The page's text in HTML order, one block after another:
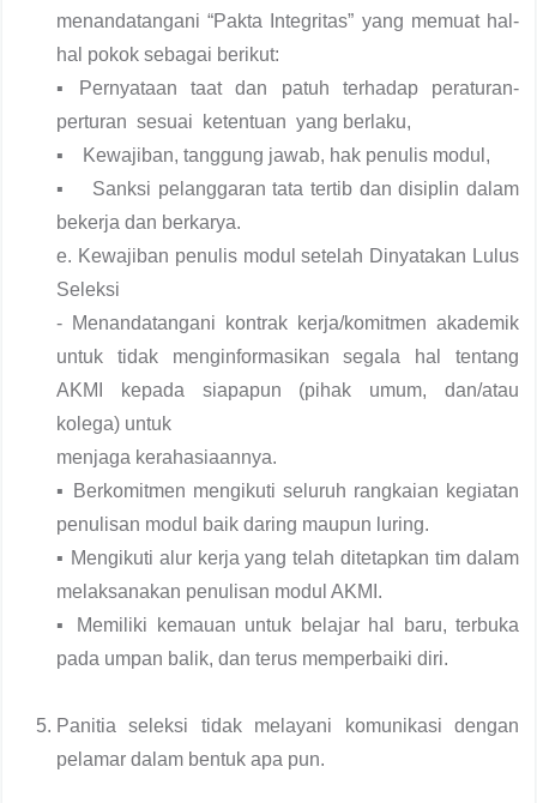
menandatangani “Pakta Integritas” yang memuat hal-
hal pokok sebagai berikut:
▪ Pernyataan taat dan patuh terhadap peraturan-
perturan sesuai ketentuan yang berlaku,
▪ Kewajiban, tanggung jawab, hak penulis modul,
▪ Sanksi pelanggaran tata tertib dan disiplin dalam
bekerja dan berkarya.
e. Kewajiban penulis modul setelah Dinyatakan Lulus
Seleksi
- Menandatangani kontrak kerja/komitmen akademik
untuk tidak menginformasikan segala hal tentang
AKMI kepada siapapun (pihak umum, dan/atau
kolega) untuk
menjaga kerahasiaannya.
▪ Berkomitmen mengikuti seluruh rangkaian kegiatan
penulisan modul baik daring maupun luring.
▪ Mengikuti alur kerja yang telah ditetapkan tim dalam
melaksanakan penulisan modul AKMI.
▪ Memiliki kemauan untuk belajar hal baru, terbuka
pada umpan balik, dan terus memperbaiki diri.
Panitia seleksi tidak melayani komunikasi dengan
pelamar dalam bentuk apa pun.